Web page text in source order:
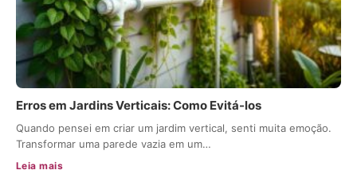
Erros em Jardins Verticais: Como Evitá-los
Quando pensei em criar um jardim vertical, senti muita emoção.
Transformar uma parede vazia em um…
Leia mais